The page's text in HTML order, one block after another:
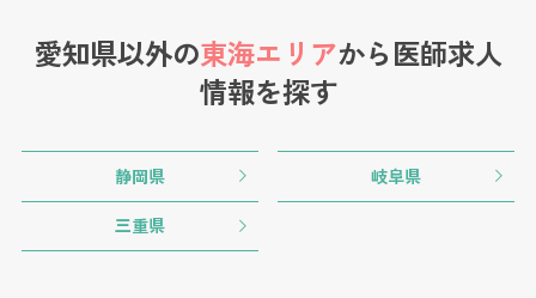
愛知県以外の東海エリアから医師求人
情報を探す
静岡県 岐阜県
三重県